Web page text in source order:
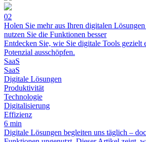
02
Holen Sie mehr aus Ihren digitalen Lösungen
nutzen Sie die Funktionen besser
Entdecken Sie, wie Sie digitale Tools gezielt
Potenzial ausschöpfen.
SaaS
SaaS
Digitale Lösungen
Produktivität
Technologie
Digitalisierung
Effizienz
6 min
Digitale Lösungen begleiten uns täglich –